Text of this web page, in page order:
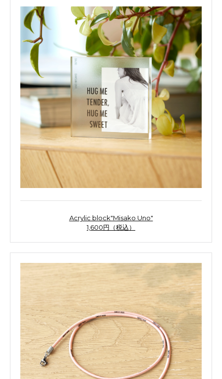
Acrylic block"Misako Uno"
1,600円（税込）